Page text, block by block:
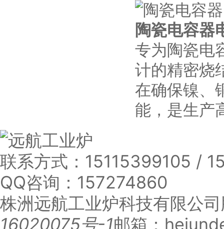
陶瓷电容器
专为陶瓷电
计的精密烧
在确保镍、
能，是生产
联系方式： 15115399105 /
QQ咨询： 157274860
株洲远航工业炉科技有限公司
16020075号-1邮箱：